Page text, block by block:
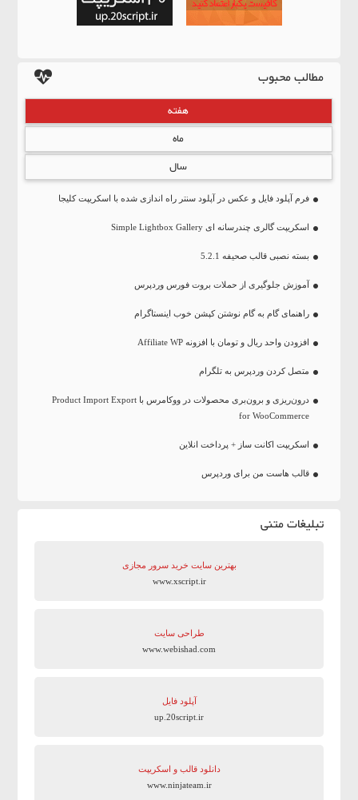
مطالب محبوب
هفته
ماه
سال
فرم آپلود فایل و عکس در آپلود سنتر راه اندازی شده با اسکریپت کلیجا
اسکریپت گالری چندرسانه ای Simple Lightbox Gallery
بسته نصبی قالب صحیفه 5.2.1
آموزش جلوگیری از حملات بروت فورس وردپرس
راهنمای گام به گام نوشتن کپشن خوب اینستاگرام
افزودن واحد ریال و تومان با افزونه Affiliate WP
متصل کردن وردپرس به تلگرام
درون‌ریزی و برون‌بری محصولات در ووکامرس با Product Import Export
for WooCommerce
اسکریپت اکانت ساز + پرداخت انلاین
قالب هاست من برای وردپرس
تبلیغات متنی
بهترین سایت‌ خرید سرور مجازی
www.xscript.ir
طراحی سایت
www.webishad.com
آپلود فایل
up.20script.ir
دانلود قالب و اسکریپت
www.ninjateam.ir